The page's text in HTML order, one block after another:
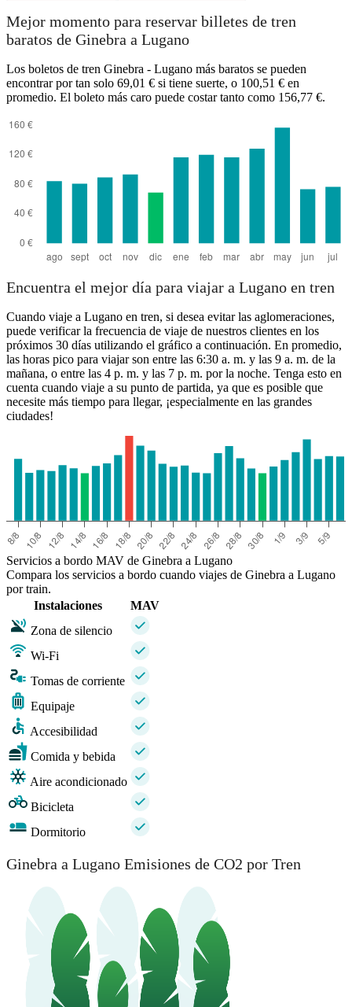
Mejor momento para reservar billetes de tren
baratos de Ginebra a Lugano
Los boletos de tren Ginebra - Lugano más baratos se pueden
encontrar por tan solo 69,01 € si tiene suerte, o 100,51 € en
promedio. El boleto más caro puede costar tanto como 156,77 €.
Encuentra el mejor día para viajar a Lugano en tren
Cuando viaje a Lugano en tren, si desea evitar las aglomeraciones,
puede verificar la frecuencia de viaje de nuestros clientes en los
próximos 30 días utilizando el gráfico a continuación. En promedio,
las horas pico para viajar son entre las 6:30 a. m. y las 9 a. m. de la
mañana, o entre las 4 p. m. y las 7 p. m. por la noche. Tenga esto en
cuenta cuando viaje a su punto de partida, ya que es posible que
necesite más tiempo para llegar, ¡especialmente en las grandes
ciudades!
Servicios a bordo MAV de Ginebra a Lugano
Compara los servicios a bordo cuando viajes de Ginebra a Lugano
por train.
Instalaciones
MAV
Zona de silencio
Wi-Fi
Tomas de corriente
Equipaje
Accesibilidad
Comida y bebida
Aire acondicionado
Bicicleta
Dormitorio
Ginebra a Lugano Emisiones de CO2 por Tren